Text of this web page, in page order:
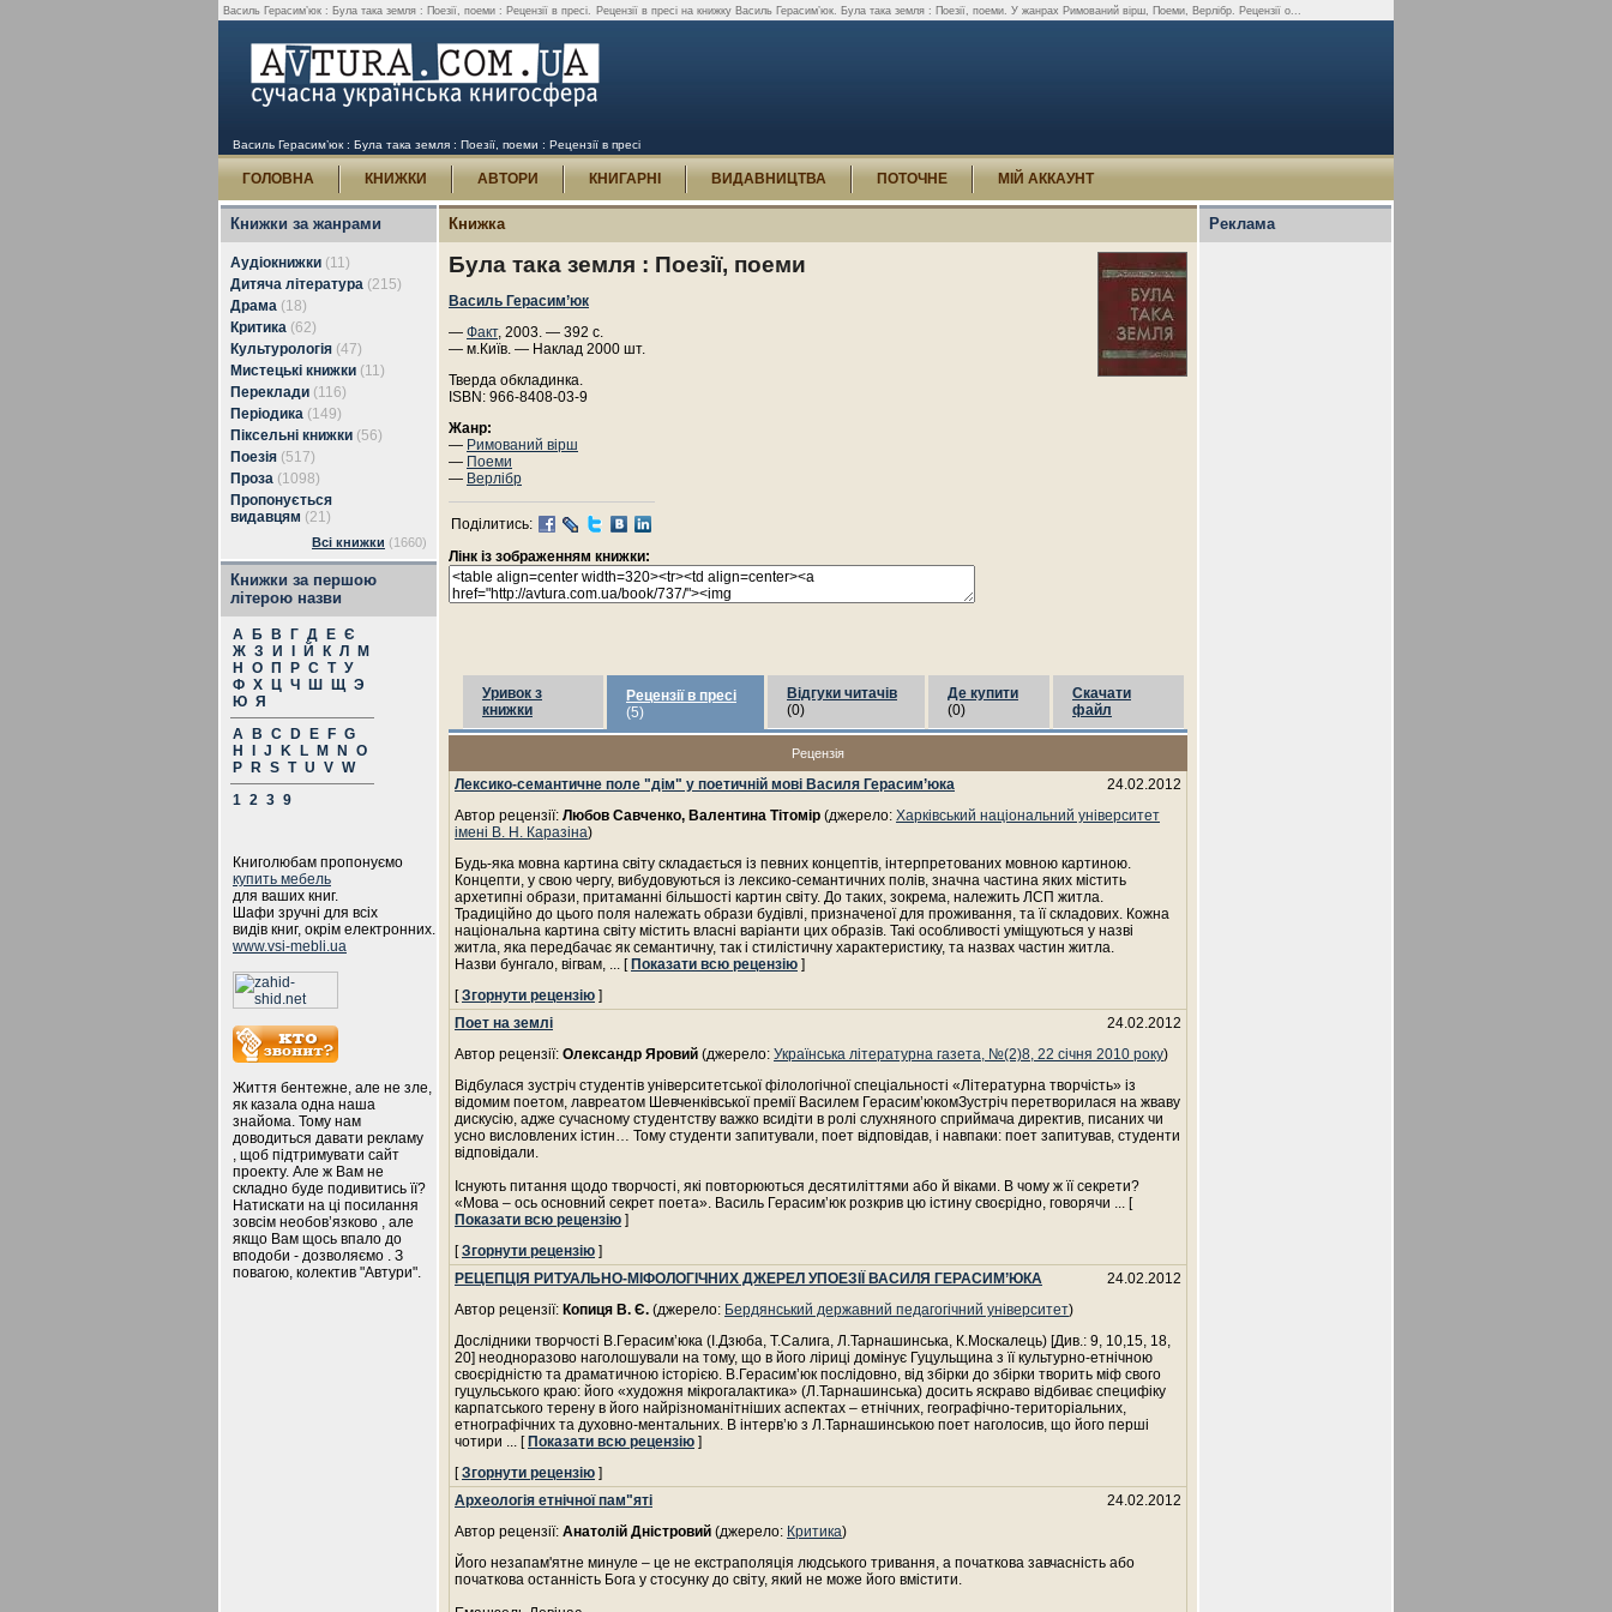
Василь Герасим’юк : Була така земля : Поезії, поеми : Рецензії в пресі. Рецензії в пресі на книжку Василь Герасим’юк. Була така земля : Поезії, поеми. У жанрах Римований вірш, Поеми, Верлібр. Рецензії о...
Василь Герасим’юк : Була така земля : Поезії, поеми : Рецензії в пресі
ГОЛОВНА КНИЖКИ АВТОРИ КНИГАРНІ ВИДАВНИЦТВА ПОТОЧНЕ МІЙ АККАУНТ
Книжки за жанрами
Аудіокнижки (11)
Дитяча література (215)
Драма (18)
Критика (62)
Культурологія (47)
Мистецькі книжки (11)
Переклади (116)
Періодика (149)
Піксельні книжки (56)
Поезія (517)
Проза (1098)
Пропонується
видавцям (21)
Всі книжки (1660)
Книжки за першою
літерою назви
А Б В Г Д Е Є
Ж З И Й К Л
М
Н
О П Р С Т У
Ф Х Ц Ч Ш Щ Э
Ю Я
A
B C D E F G
H
J K L M N
O
P
R S T U V W
1 2 3 9
Книголюбам пропонуємо
купить мебель
для ваших книг.
Шафи зручні для всіх
видів книг, окрім електронних.
www.vsi-mebli.ua
Життя бентежне, але не зле,
як казала одна наша
знайома. Тому нам
доводиться давати рекламу
, щоб підтримувати сайт
проекту. Але ж Вам не
складно буде подивитись її?
Натискати на ці посилання
зовсім необов’язково , але
якщо Вам щось впало до
вподоби - дозволяємо . З
повагою, колектив "Автури".
Книжка
Була така земля : Поезії, поеми
Василь Герасим’юк
— Факт, 2003. — 392 с.
— м.Київ. — Наклад 2000 шт.
Тверда обкладинка.
ISBN: 966-8408-03-9
Жанр:
— Римований вірш
— Поеми
— Верлібр
Поділитись:
Лінк із зображенням книжки:
Уривок з
книжки
Рецензії в пресі
(5)
Відгуки читачів
(0)
Де купити
(0)
Скачати
файл
Рецензія
24.02.2012
Лексико-семантичне поле "дім" у поетичній мові Василя Герасим’юка
Автор рецензії: Любов Савченко, Валентина Тітомір (джерело: Харківський національний університет
імені В. Н. Каразіна)
Будь-яка мовна картина світу складається із певних концептів, інтерпретованих мовною картиною.
Концепти, у свою чергу, вибудовуються із лексико-семантичних полів, значна частина яких містить
архетипні образи, притаманні більшості картин світу. До таких, зокрема, належить ЛСП житла.
Традиційно до цього поля належать образи будівлі, призначеної для проживання, та її складових. Кожна
національна картина світу містить власні варіанти цих образів. Такі особливості уміщуються у назві
житла, яка передбачає як семантичну, так і стилістичну характеристику, та назвах частин житла.
Назви бунгало, вігвам, ... [ Показати всю рецензію ]
[Згорнути рецензію ]
24.02.2012
Поет на землі
Автор рецензії: Олександр Яровий (джерело: Українська літературна газета, №(2)8, 22 січня 2010 року)
Відбулася зустріч студентів університетської філологічної спеціальності «Літературна творчість» із
відомим поетом, лавреатом Шевченківської премії Василем Герасим’юкомЗустріч перетворилася на жваву
дискусію, адже сучасному студентству важко всидіти в ролі слухняного сприймача директив, писаних чи
усно висловлених істин… Тому студенти запитували, поет відповідав, і навпаки: поет запитував, студенти
відповідали.
Існують питання щодо творчості, які повторюються десятиліттями або й віками. В чому ж її секрети?
«Мова – ось основний секрет поета». Василь Герасим’юк розкрив цю істину своєрідно, говорячи ... [
Показати всю рецензію ]
[Згорнути рецензію ]
24.02.2012
РЕЦЕПЦІЯ РИТУАЛЬНО-МІФОЛОГІЧНИХ ДЖЕРЕЛ УПОЕЗІЇ ВАСИЛЯ ГЕРАСИМ’ЮКА
Автор рецензії: Копиця В. Є. (джерело: Бердянський державний педагогічний університет)
Дослідники творчості В.Герасим’юка (І.Дзюба, Т.Салига, Л.Тарнашинська, К.Москалець) [Див.: 9, 10,15, 18,
20] неодноразово наголошували на тому, що в його ліриці домінує Гуцульщина з її культурно-етнічною
своєрідністю та драматичною історією. В.Герасим’юк послідовно, від збірки до збірки творить міф свого
гуцульського краю: його «художня мікрогалактика» (Л.Тарнашинська) досить яскраво відбиває специфіку
карпатського терену в його найрізноманітніших аспектах – етнічних, географічно-територіальних,
етнографічних та духовно-ментальних. В інтерв’ю з Л.Тарнашинською поет наголосив, що його перші
чотири ... [ Показати всю рецензію ]
[Згорнути рецензію ]
24.02.2012
Археологія етнічної пам"яті
Автор рецензії: Анатолій Дністровий (джерело: Критика)
Його незапам'ятне минуле – це не екстраполяція людського тривання, а початкова завчасність або
початкова останність Бога у стосунку до світу, який не може його вмістити.
Реклама